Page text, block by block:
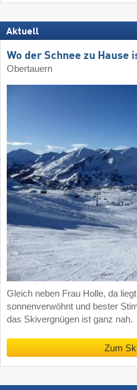
Aktuell
Wo der Schnee zu Hause
Obertauern
Gleich neben Frau Holle, da
sonnenverwöhnt und bester
das Skivergnügen ist ganz nah.
Zum